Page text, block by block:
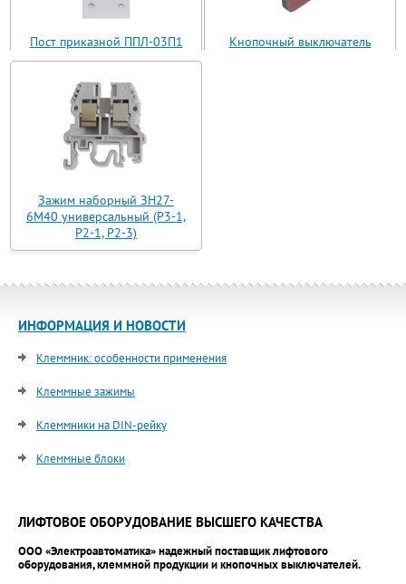
Пост приказной ППЛ-03П1
(ППЛ11-03)
Кнопочный выключатель
Зажим наборный ЗН27-
6М40 универсальный (Р3-1,
Р2-1, Р2-3)
ИНФОРМАЦИЯ И НОВОСТИ
Клеммник: особенности применения
Клеммные зажимы
Клеммники на DIN-рейку
Клеммные блоки
ЛИФТОВОЕ ОБОРУДОВАНИЕ ВЫСШЕГО КАЧЕСТВА
ООО «Электроавтоматика» надежный поставщик лифтового
оборудования, клеммной продукции и кнопочных выключателей.